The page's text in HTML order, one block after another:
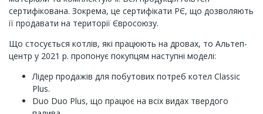
сертифікована. Зокрема, це сертифікати РЄ, що дозволяють
її продавати на території Євросоюзу.
Що стосується котлів, які працюють на дровах, то Альтеп-
центр у 2021 р. пропонує покупцям наступні моделі:
Лідер продажів для побутових потреб котел Classic
Plus.
Duo Duo Plus, що працює на всіх видах твердого